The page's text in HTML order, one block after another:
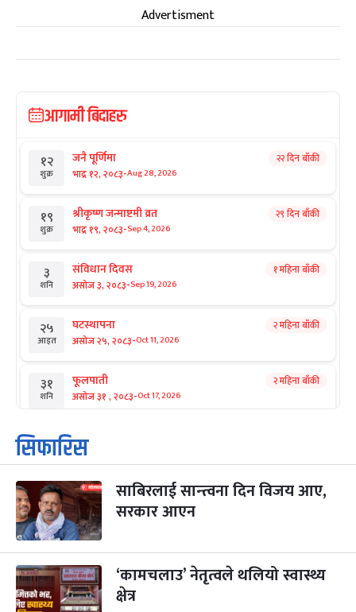
Advertisment
आगामी बिदाहरु
१२
शुक्र
जनै पूर्णिमा
भाद्र १२, २०८३-Aug 28, 2026
२२ दिन बाँकी
१९
शुक्र
श्रीकृष्ण जन्माष्टमी व्रत
भाद्र १९, २०८३-Sep 4, 2026
२९ दिन बाँकी
३
शनि
संविधान दिवस
असोज ३, २०८३-Sep 19, 2026
१ महिना बाँकी
२५
आइत
घटस्थापना
असोज २५, २०८३-Oct 11, 2026
२ महिना बाँकी
३१
शनि
फूलपाती
असोज ३१ , २०८३-Oct 17, 2026
२ महिना बाँकी
१
आइत
कार्तिक सङ्क्रान्ति
कार्तिक १, २०८३
३
मंगल
महानवमी
कार्तिक ३, २०८३-Oct 20, 2026
२ महिना बाँकी
४
बुध कार्तिक ४, २०८३
५ पापा‌ङ्कुशा एकादशी व्रत
सिफारिस
साबिरलाई सान्त्वना दिन विजय आए,
सरकार आएन
‘कामचलाउ’ नेतृत्वले थलियो स्वास्थ्य
क्षेत्र